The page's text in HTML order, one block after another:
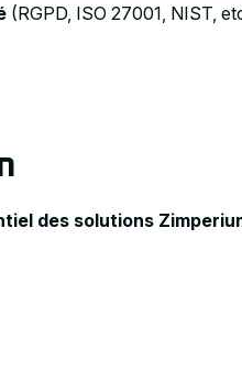
(RGPD, ISO 27001, NIST,
des solutions